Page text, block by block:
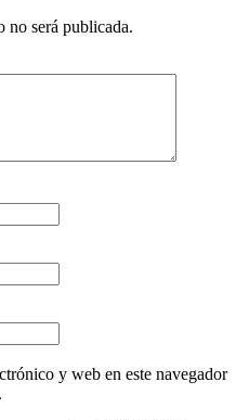
no será publicada.
y web en este navegador